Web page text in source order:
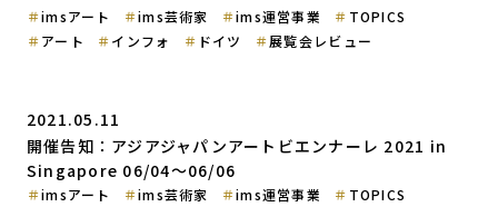
imsアート ims芸術家 ims運営事業
TOPICS
アート
インフォ ドイツ 展覧会レビュー
2021.05.11
開催告知：アジアジャパンアートビエンナーレ 2021 in
Singapore 06/04〜06/06
imsアート ims芸術家 ims運営事業
TOPICS